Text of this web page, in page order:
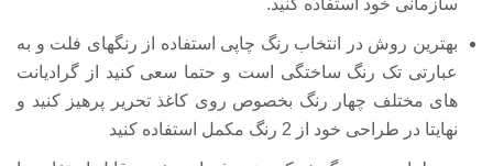
سازمانی خود استفاده کنید.
بهترین روش در انتخاب رنگ چاپی استفاده از رنگهای فلت و به
عبارتی تک رنگ ساختگی است و حتما سعی کنید از گرادیانت
های مختلف چهار رنگ بخصوص روی کاغذ تحریر پرهیز کنید و
نهایتا در طراحی خود از 2 رنگ مکمل استفاده کنید